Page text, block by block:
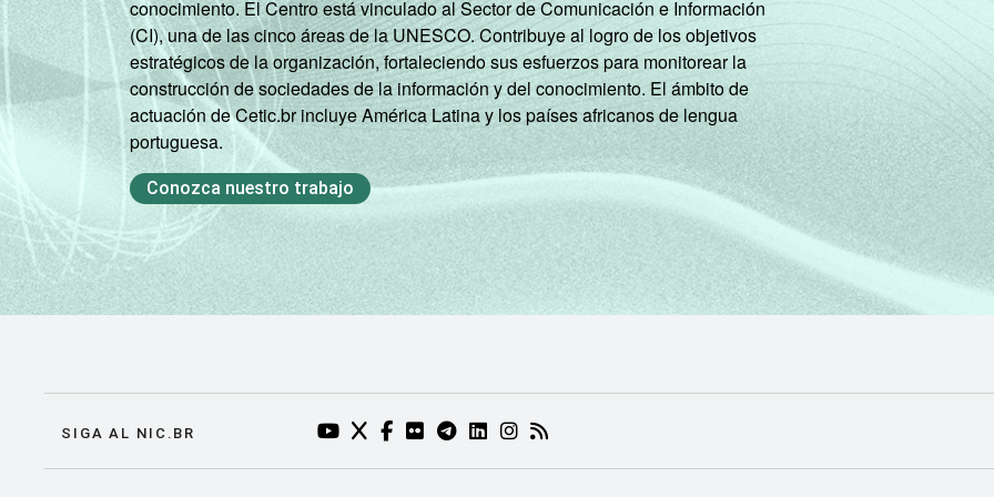
Classe
social
2008
Classe A 8
Classe B 10 19
Classe C 11 44
Classe D/ E 65
Classe
social
2015
Classe A 7
Classe B 11 14
Classe D/ E
conocimiento. El Centro está vinculado al Sector de Comunicación e Información
(CI), una de las cinco áreas de la UNESCO. Contribuye al logro de los objetivos
estratégicos de la organización, fortaleciendo sus esfuerzos para monitorear la
construcción de sociedades de la información y del conocimiento. El ámbito de
actuación de Cetic.br incluye América Latina y los países africanos de lengua
portuguesa.
Conozca nuestro trabajo
SIGA AL NIC.BR YOUTUBE DO NIC.BR (ABRE EM NOVA ABA)
TWITTER DO NIC.BR (ABRE EM NOVA ABA)
FACEBOOK DO NIC.BR (ABRE EM NOVA ABA)
FLICKR DO NIC.BR (ABRE EM NOVA ABA)
TELEGRAM DO NIC.BR (ABRE EM NOVA ABA)
LINKEDIN DO NIC.BR (ABRE EM NOVA ABA)
INSTAGRAM DO NIC.BR (ABRE EM NOVA ABA)
RSS DO NIC.BR (ABRE EM NOVA ABA)